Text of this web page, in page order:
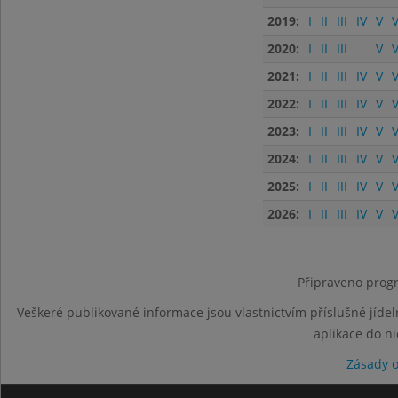
2019:
I II III IV V
2020:
I II III V
2021:
I II III IV V
2022:
I II III IV V
2023:
I II III IV V
2024:
I II III IV V
2025:
I II III IV V
2026:
I II III IV V
Připraveno
Veškeré publikované informace jsou vlastnictvím příslušné
aplikace do
Zásady